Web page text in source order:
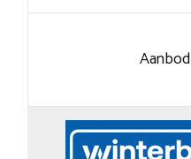
Aanbod